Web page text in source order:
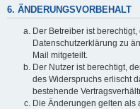
6. ÄNDERUNGSVORBEHALT
Der Betreiber ist
Datenschutzerklärung zu
Mail mitgeteilt.
Der Nutzer ist berechtigt,
des Widerspruchs erlischt
bestehende
Die Änderungen gelten als